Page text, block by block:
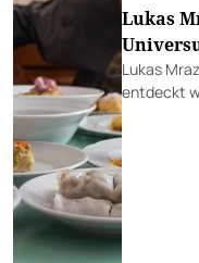
Lukas
Lukas
entdeckt